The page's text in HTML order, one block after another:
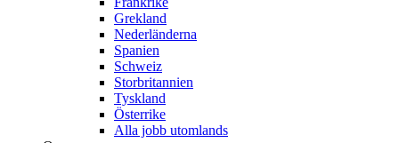
Grekland
Nederländerna
Spanien
Schweiz
Storbritannien
Tyskland
Österrike
Alla jobb utomlands